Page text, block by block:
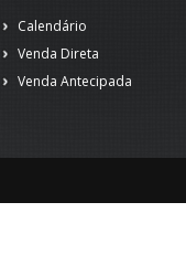
Calendário
Venda Direta
Venda Antecipada